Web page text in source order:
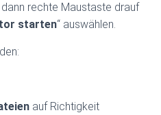
dann rechte Maustaste drauf
starten“ auswählen.
auf Richtigkeit